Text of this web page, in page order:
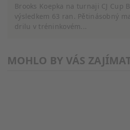
Brooks Koepka na turnaji CJ Cup
výsledkem 63 ran. Pětinásobný
drilu v tréninkovém...
MOHLO BY VÁS